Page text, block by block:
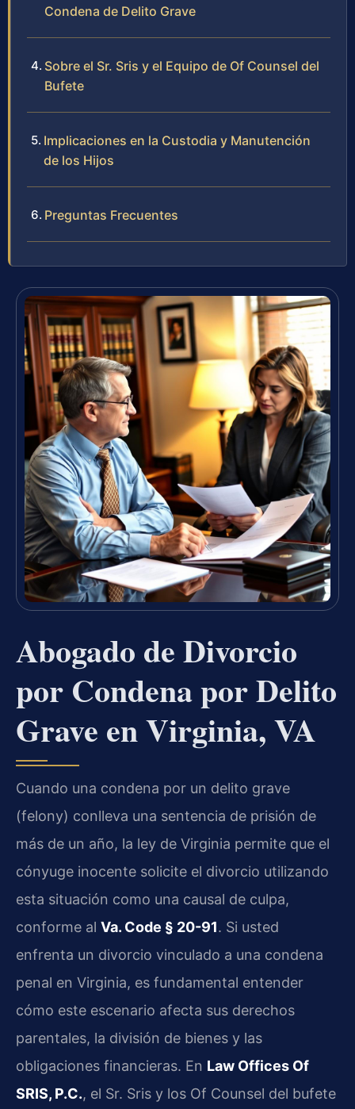
Condena de Delito Grave
Sobre el Sr. Sris y el Equipo de Of Counsel del
Bufete
Implicaciones en la Custodia y Manutención
de los Hijos
Preguntas Frecuentes
Abogado de Divorcio
por Condena por Delito
Grave en Virginia, VA
Cuando una condena por un delito grave
(felony) conlleva una sentencia de prisión de
más de un año, la ley de Virginia permite que el
cónyuge inocente solicite el divorcio utilizando
esta situación como una causal de culpa,
conforme al Va. Code § 20-91. Si usted
enfrenta un divorcio vinculado a una condena
penal en Virginia, es fundamental entender
cómo este escenario afecta sus derechos
parentales, la división de bienes y las
obligaciones financieras. En Law Offices Of
SRIS, P.C., el Sr. Sris y los Of Counsel del bufete